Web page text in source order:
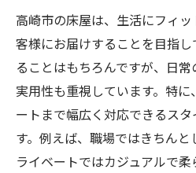
高崎市の床屋は、生活にフィ
客様にお届けすることを目指
ることはもちろんですが、日
実用性も重視しています。特
ートまで幅広く対応できるス
す。例えば、職場ではきちん
ライベートではカジュアルで